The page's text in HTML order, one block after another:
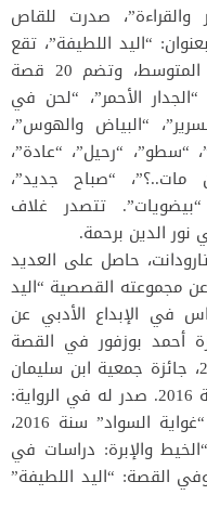
صدرت للقاص
“اليد اللطيفة”، تقع
المجموعة في 77 صفحة من الحجم المتوسط، وتضم 20 قصة
الأحمر”، “لحن في
“البياض والهوس”،
“سطو”، “رحيل”، “عادة”،
“صباح جديد”،
“بيضويات”. تتصدر غلاف
نور الدين برحمة.
حاصل على العديد
مجموعته القصصية “اليد
دار تسراس في الإبداع الأدبي عن
المزار” سنة 2019، جائزة أحمد بوزفور في القصة
القصيرة عن قصته “الكأس” سنة 2018، جائزة جمعية ابن سليمان
الروداني عن قصته “صورة واضحة” سنة 2016. صدر له في الرواية:
“أوان الحب.. أوان الحرب” سنة 2014، “غواية السواد” سنة 2016،
في النقد: “الخيط والإبرة: دراسات في
المغربي المعاصر” سنة 2019. وفي القصة: “اليد اللطيفة”